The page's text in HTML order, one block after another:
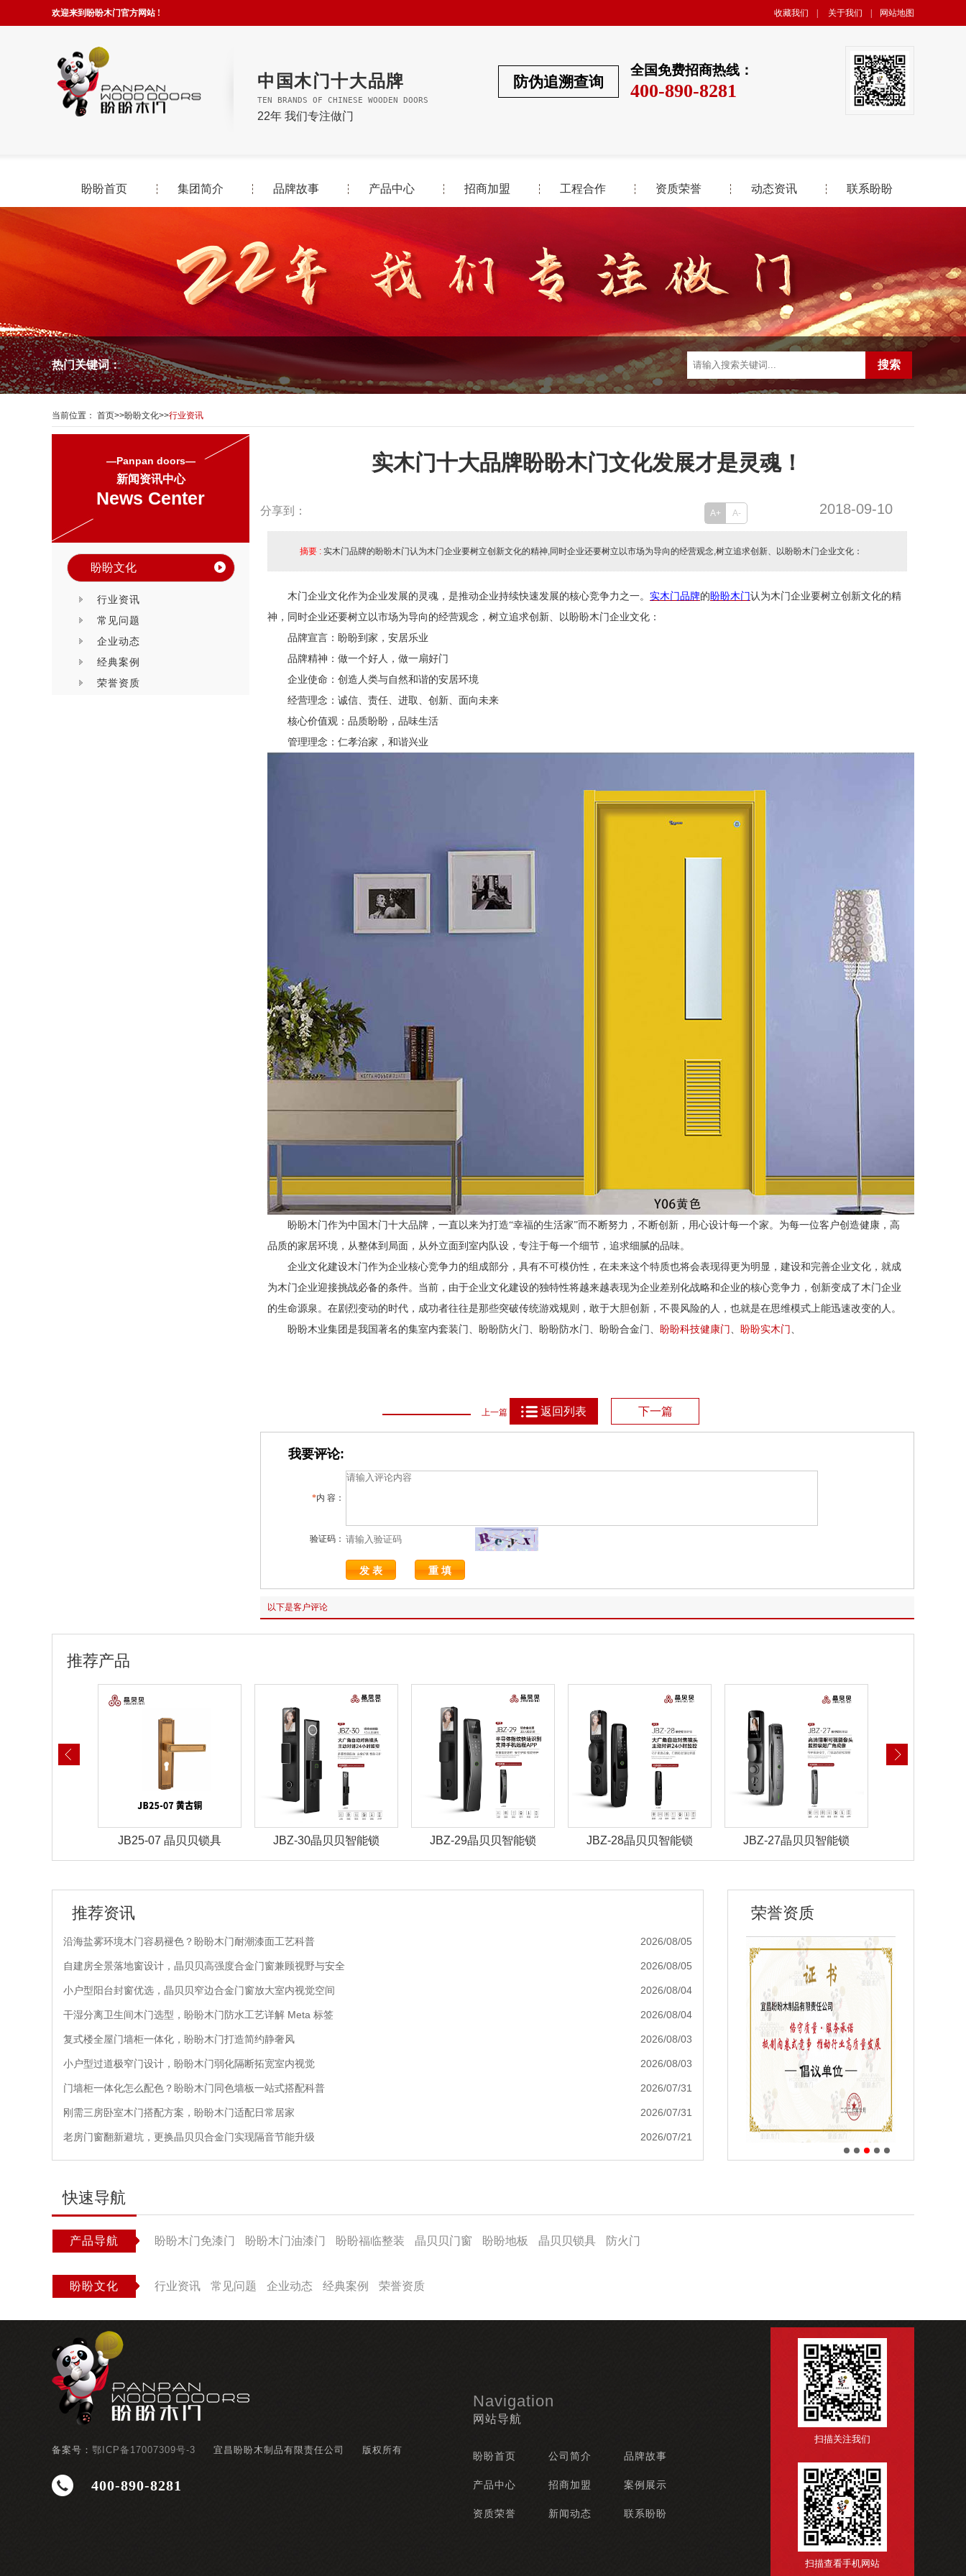
欢迎来到盼盼木门官方网站 ! 收藏我们 关于我们 网站地图
中国木门十大品牌
TEN BRANDS OF CHINESE WOODEN DOORS
22年 我们专注做门
全国免费招商热线：
400-890-8281
防伪追溯查询
盼盼首页 集团简介 品牌故事 产品中心 招商加盟 工程合作 资质荣誉 动态资讯 联系盼盼
热门关键词：
当前位置： 首页>>盼盼文化>>行业资讯
—Panpan doors—
新闻资讯中心
News Center
盼盼文化
行业资讯
常见问题
企业动态
经典案例
荣誉资质
实木门十大品牌盼盼木门文化发展才是灵魂！
分享到： 2018-09-10
A+ A-
摘要 : 实木门品牌的盼盼木门认为木门企业要树立创新文化的精神,同时企业还要树立以市场为导向的经营观念,树立追求创新、以盼盼木门企业文化：
木门企业文化作为企业发展的灵魂，是推动企业持续快速发展的核心竞争力之一。 实木门品牌的盼盼木门认为木门企业要树立创新文化的精
神，同时企业还要树立以市场为导向的经营观念，树立追求创新、以盼盼木门企业文化：
品牌宣言：盼盼到家，安居乐业
品牌精神：做一个好人，做一扇好门
企业使命：创造人类与自然和谐的安居环境
经营理念：诚信、责任、进取、创新、面向未来
核心价值观：品质盼盼，品味生活
管理理念：仁孝治家，和谐兴业
盼盼木门作为中国木门十大品牌，一直以来为打造“幸福的生活家”而不断努力，不断创新，用心设计每一个家。为每一位客户创造健康，高
品质的家居环境，从整体到局面，从外立面到室内队设，专注于每一个细节，追求细腻的品味。
企业文化建设木门作为企业核心竞争力的组成部分，具有不可模仿性，在未来这个特质也将会表现得更为明显，建设和完善企业文化，就成
为木门企业迎接挑战必备的条件。当前，由于企业文化建设的独特性将越来越表现为企业差别化战略和企业的核心竞争力，创新变成了木门企业
的生命源泉。在剧烈变动的时代，成功者往往是那些突破传统游戏规则，敢于大胆创新，不畏风险的人，也就是在思维模式上能迅速改变的人。
盼盼木业集团是我国著名的集室内套装门、盼盼防火门、盼盼防水门、盼盼合金门、 盼盼科技健康门 、 盼盼实木门 、
上一篇 返回列表 下一篇
我要评论:
*内 容：
验证码：
以下是客户评论
推荐产品
JBZ-30晶贝贝智能锁 JBZ-29晶贝贝智能锁 JBZ-28晶贝贝智能锁 JBZ-27晶贝贝智能锁 JBZ-22晶贝贝智能锁
推荐资讯
沿海盐雾环境木门容易褪色？盼盼木门耐潮漆面工艺科普 2026/08/05
自建房全景落地窗设计，晶贝贝高强度合金门窗兼顾视野与安全 2026/08/05
小户型阳台封窗优选，晶贝贝窄边合金门窗放大室内视觉空间 2026/08/04
干湿分离卫生间木门选型，盼盼木门防水工艺详解 Meta 标签 2026/08/04
复式楼全屋门墙柜一体化，盼盼木门打造简约静奢风 2026/08/03
小户型过道极窄门设计，盼盼木门弱化隔断拓宽室内视觉 2026/08/03
门墙柜一体化怎么配色？盼盼木门同色墙板一站式搭配科普 2026/07/31
刚需三房卧室木门搭配方案，盼盼木门适配日常居家 2026/07/31
老房门窗翻新避坑，更换晶贝贝合金门实现隔音节能升级 2026/07/21
荣誉资质
快速导航
产品导航 盼盼木门免漆门 盼盼木门油漆门 盼盼福临整装 晶贝贝门窗 盼盼地板 晶贝贝锁具 防火门
盼盼文化 行业资讯 常见问题 企业动态 经典案例 荣誉资质
备案号： 鄂ICP备17007309号-3 宜昌盼盼木制品有限责任公司 版权所有
400-890-8281
Navigation
网站导航
盼盼首页 公司简介 品牌故事
产品中心 招商加盟 案例展示
资质荣誉 新闻动态 联系盼盼
扫描关注我们
扫描查看手机网站